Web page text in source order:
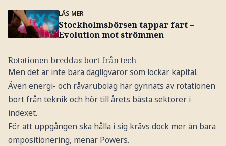
LÄS MER
Stockholmsbörsen tappar fart –
Evolution mot strömmen
Rotationen breddas bort från tech
Men det är inte bara dagligvaror som lockar kapital.
Även energi- och råvarubolag har gynnats av rotationen
bort från teknik och hör till årets bästa sektorer i
indexet.
För att uppgången ska hålla i sig krävs dock mer än bara
ompositionering, menar Powers.